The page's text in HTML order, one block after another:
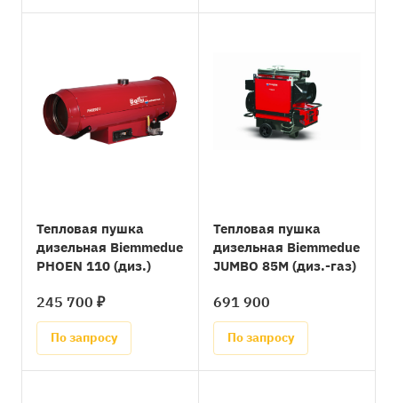
Тепловая пушка
дизельная Biemmedue
PHOEN 110 (диз.)
245 700 ₽
По запросу
Тепловая пушка
дизельная Biemmedue
JUMBO 85M (диз.-газ)
691 900
По запросу